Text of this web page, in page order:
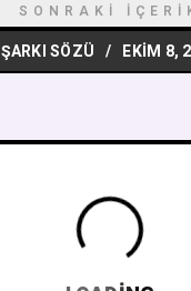
SONRAKI
ŞARKI SÖZÜ EKIM 8,